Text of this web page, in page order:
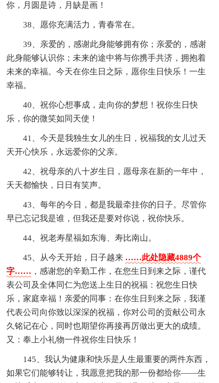
你，月圆是诗，月缺是画！
38、愿你充满活力，青春常在。
39、亲爱的，感谢此身能够拥有你；亲爱的，感谢
此身能够认识你；未来的途中将与你携手共济，拥抱着
未来的幸福。今天在你生日之际，愿你生日快乐！一生
幸福。
40、祝你心想事成，走向你的梦想！祝你生日快
乐，你的微笑如同天使！
41、今天是我独生女儿的生日，祝福我的女儿过天
天开心快乐，永远爱你的父亲。
42、祝母亲的八十岁生日，愿母亲在新的一年中，
天天都愉快，日日有笑声。
43、每年的今日，都是我最牵挂你的日子。尽管你
早已忘记我是谁，但我还是要对你说，祝你快乐。
44、祝老寿星福如东海、寿比南山。
45、从今天开始，日子越来 ……此处隐藏4889个
字…… ，感谢您的辛勤工作，在您生日到来之际，谨代
表公司及全体同仁为您送上生日的祝福：祝您生日快
乐，家庭幸福！亲爱的同事：在你生日到来之际，我谨
代表公司向你致以深深的祝福，你对公司的贡献公司永
久铭记在心，同时也期望你再接再厉做出更大的成绩。
又：奉上小礼物一件祝你生日快乐！
145、我认为健康和快乐是人生最重要的两件东西，
如果它们能够转让，我愿意把我的那一份都给你——生